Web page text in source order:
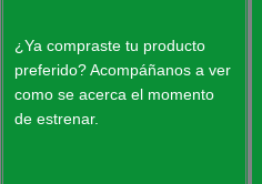
¿Ya compraste tu producto
preferido? Acompáñanos a ver
como se acerca el momento
de estrenar.